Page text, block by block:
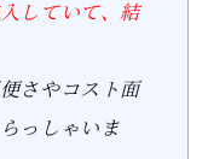
していて、結
さやコスト面
っしゃいま